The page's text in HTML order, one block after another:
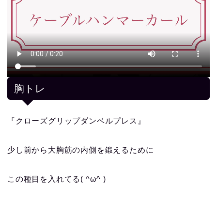
胸トレ
『クローズグリップダンベルプレス』
少し前から大胸筋の内側を鍛えるために
この種目を入れてる( ^ω^ )